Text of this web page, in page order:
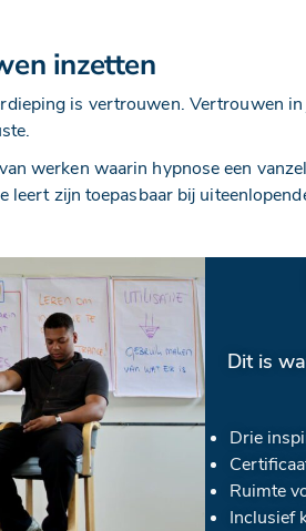
inzetten
is vertrouwen. Vertrouwen
werken waarin hypnose een
leert zijn toepasbaar bij
Dit is
Drie
Ruimte
Inclusief